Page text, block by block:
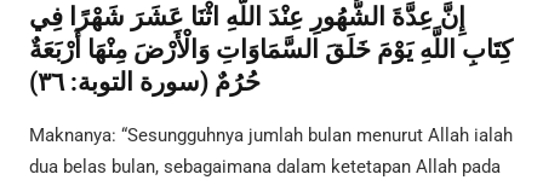
إِنَّ عِدَّةَ الشُّهُورِ عِنْدَ اللَّهِ اثْنَا عَشَرَ شَهْرًا فِي
كِتَابِ اللَّهِ يَوْمَ خَلَقَ السَّمَاوَاتِ وَالْأَرْضَ مِنْهَا أَرْبَعَةٌ
حُرُمٌ (سورة التوبة: ٣٦)
Maknanya: “Sesungguhnya jumlah bulan menurut Allah ialah
dua belas bulan, sebagaimana dalam ketetapan Allah pada